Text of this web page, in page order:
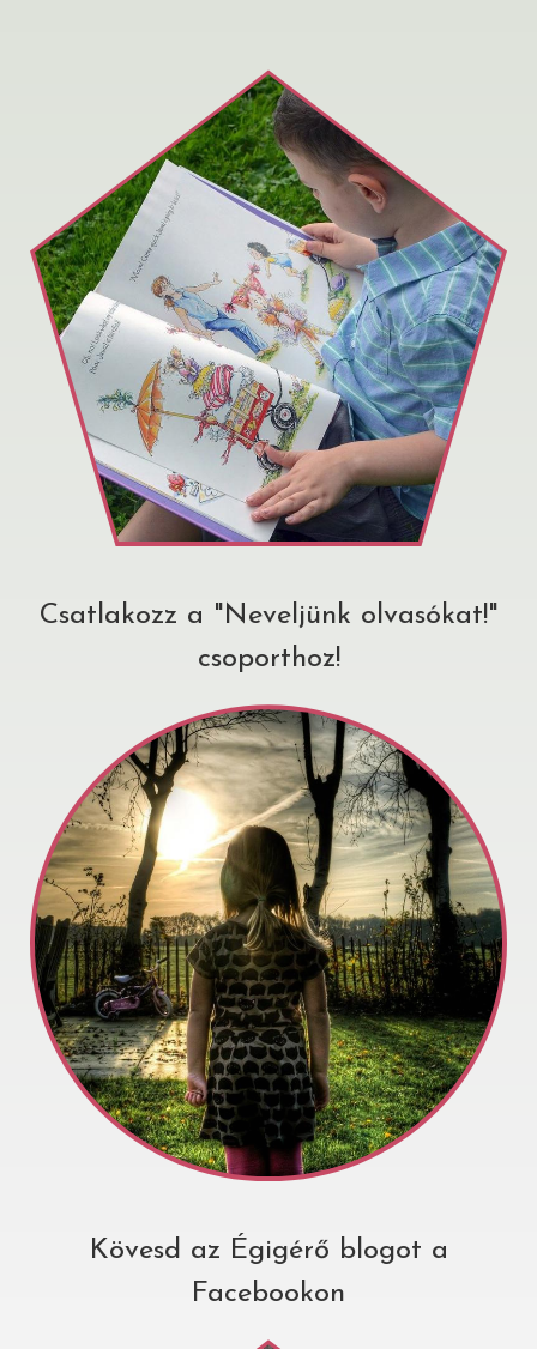
Csatlakozz a "Neveljünk olvasókat!"
csoporthoz!
Kövesd az Égigérő blogot a
Facebookon